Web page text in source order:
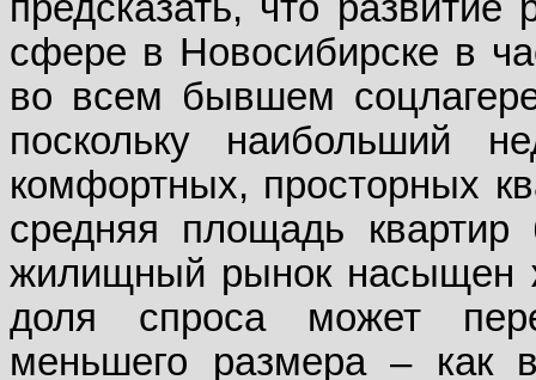
сфере в Новосибирске в
во всем бывшем
поскольку наибольший
комфортных, просторных
средняя площадь
жилищный рынок насыщен
доля спроса может
меньшего размера – как